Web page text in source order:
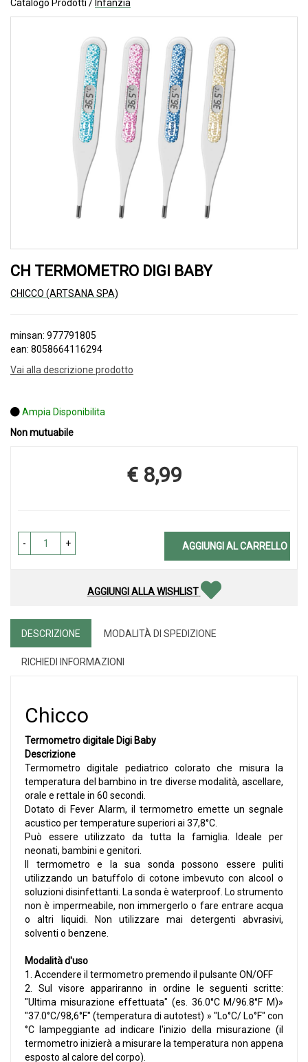
Catalogo Prodotti / Infanzia
CH TERMOMETRO DIGI BABY
CHICCO (ARTSANA SPA)
minsan: 977791805
ean: 8058664116294
Vai alla descrizione prodotto
Ampia Disponibilita
Non mutuabile
Prezzo
€ 8,99
- + AGGIUNGI AL CARRELLO
AGGIUNGI ALLA WISHLIST
DESCRIZIONE MODALITÀ DI SPEDIZIONE
RICHIEDI INFORMAZIONI
Chicco
Termometro digitale Digi Baby
Descrizione
Termometro digitale pediatrico colorato che misura la
temperatura del bambino in tre diverse modalità, ascellare,
orale e rettale in 60 secondi.
Dotato di Fever Alarm, il termometro emette un segnale
acustico per temperature superiori ai 37,8°C.
Può essere utilizzato da tutta la famiglia. Ideale per
neonati, bambini e genitori.
Il termometro e la sua sonda possono essere puliti
utilizzando un batuffolo di cotone imbevuto con alcool o
soluzioni disinfettanti. La sonda è waterproof. Lo strumento
non è impermeabile, non immergerlo o fare entrare acqua
o altri liquidi. Non utilizzare mai detergenti abvrasivi,
solventi o benzene.
Modalità d'uso
1. Accendere il termometro premendo il pulsante ON/OFF
2. Sul visore appariranno in ordine le seguenti scritte:
"Ultima misurazione effettuata" (es. 36.0°C M/96.8°F M)»
"37.0°C/98,6°F" (temperatura di autotest) » "Lo°C/ Lo°F" con
°C lampeggiante ad indicare l'inizio della misurazione (il
termometro inizierà a misurare la temperatura non appena
esposto al calore del corpo).